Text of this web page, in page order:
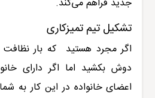
جدید فراهم می‌کند.
تشکیل تیم تمیزکاری
اگر مجرد هستید که بار نظافت
دوش بکشید اما اگر دارای
اعضای خانواده در این کار به